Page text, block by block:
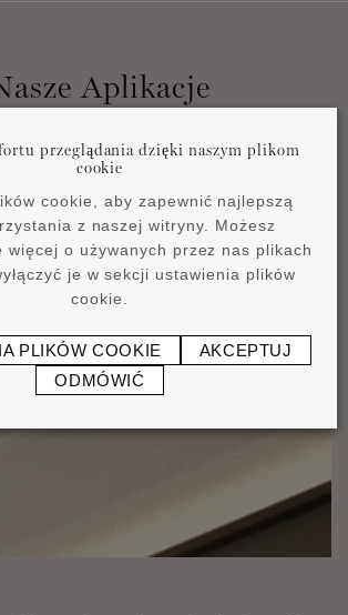
Aplikacje
przeglądania dzięki naszym plikom
cookie
cookie, aby zapewnić najlepszą
z naszej witryny. Możesz
więcej o używanych przez nas plikach
je w sekcji ustawienia plików
cookie.
PLIKÓW COOKIE
AKCEPTUJ
ODMÓWIĆ